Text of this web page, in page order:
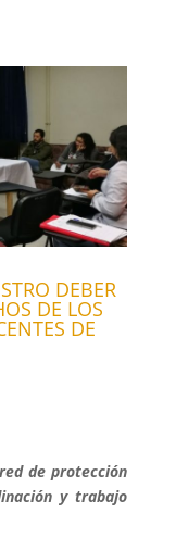
DEBER
DE LOS
DE
de protección
y trabajo